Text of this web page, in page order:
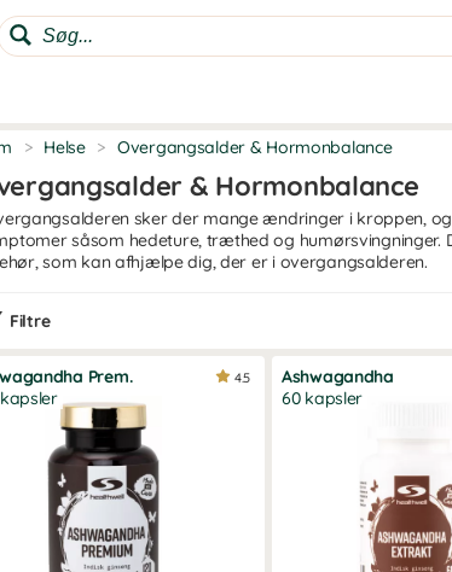
> Helse > Overgangsalder & Hormonbalance
& Hormonbalance
sker der mange ændringer i kroppen,
såsom hedeture, træthed og
som kan afhjælpe dig, der er i overgangsalderen.
Filtre
Prem.
4.5
Ashwagandha
60 kapsler